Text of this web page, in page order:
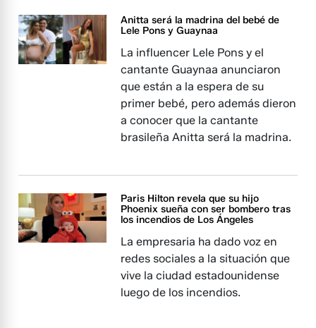
Anitta será la madrina del bebé de
Lele Pons y Guaynaa
La influencer Lele Pons y el
cantante Guaynaa anunciaron
que están a la espera de su
primer bebé, pero además dieron
a conocer que la cantante
brasileña Anitta será la madrina.
Paris Hilton revela que su hijo
Phoenix sueña con ser bombero tras
los incendios de Los Ángeles
La empresaria ha dado voz en
redes sociales a la situación que
vive la ciudad estadounidense
luego de los incendios.